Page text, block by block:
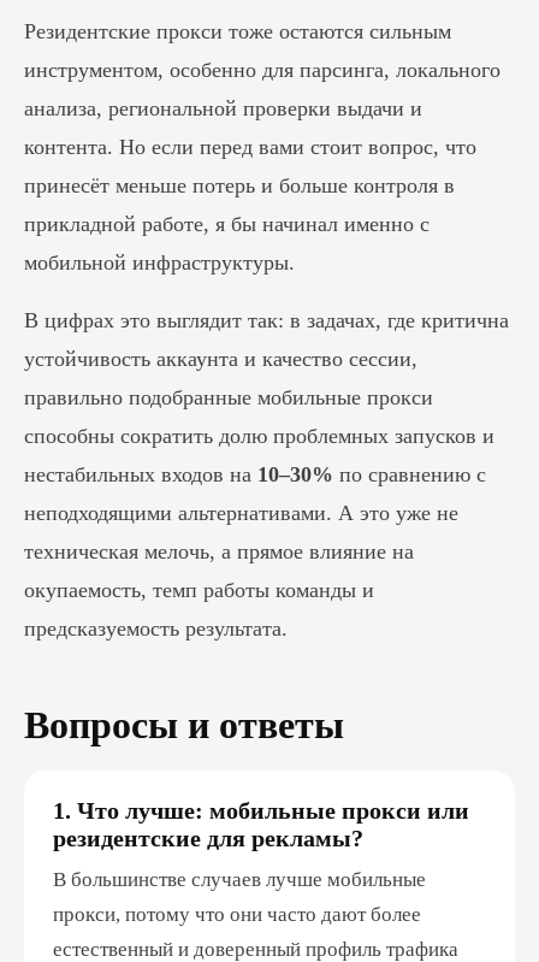
Резидентские прокси тоже остаются сильным
инструментом, особенно для парсинга, локального
анализа, региональной проверки выдачи и
контента. Но если перед вами стоит вопрос, что
принесёт меньше потерь и больше контроля в
прикладной работе, я бы начинал именно с
мобильной инфраструктуры.
В цифрах это выглядит так: в задачах, где критична
устойчивость аккаунта и качество сессии,
правильно подобранные мобильные прокси
способны сократить долю проблемных запусков и
нестабильных входов на 10–30% по сравнению с
неподходящими альтернативами. А это уже не
техническая мелочь, а прямое влияние на
окупаемость, темп работы команды и
предсказуемость результата.
Вопросы и ответы
1. Что лучше: мобильные прокси или
резидентские для рекламы?
В большинстве случаев лучше мобильные
прокси, потому что они часто дают более
естественный и доверенный профиль трафика